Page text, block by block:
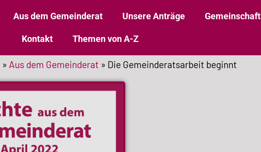
Aus dem Gemeinderat Unsere Anträge Gemeinschaft
Kontakt Themen von A-Z
» Aus dem Gemeinderat » Die Gemeinderatsarbeit beginnt